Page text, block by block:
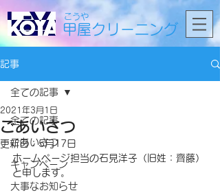
こうや
甲屋クリーニング
記事
全ての記事
ごあいさつ
キャンペーン
大事なお知らせ
全ての記事
ごあいさつ
2021年3月1日
更新日：5月17日
ホームページ担当の石見洋子（旧姓：齊藤）
と申します。